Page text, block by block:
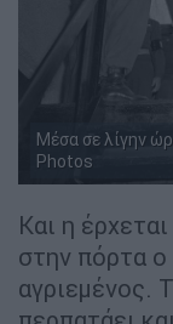
Μέσα σε λίγην
Photos
Και η
στην πόρτα ο
αγριεμένος.